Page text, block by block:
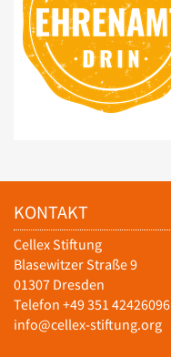
KONTAKT
Cellex Stiftung
Blasewitzer Straße 9
01307 Dresden
Telefon +49 351 42426096
info@cellex-stiftung.org